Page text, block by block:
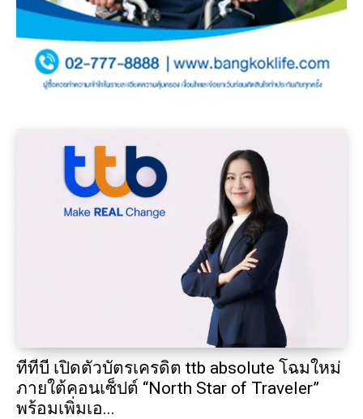
ทีทีบี เปิดตัวบัตรเครดิต ttb absolute โฉมใหม่
ภายใต้คอนเซ็ปต์ “North Star of Traveler”
พร้อมเพิ่มเอ...